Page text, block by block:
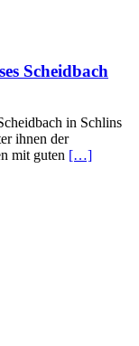
Scheidbach
in Schlins
ihnen der
mit guten […]